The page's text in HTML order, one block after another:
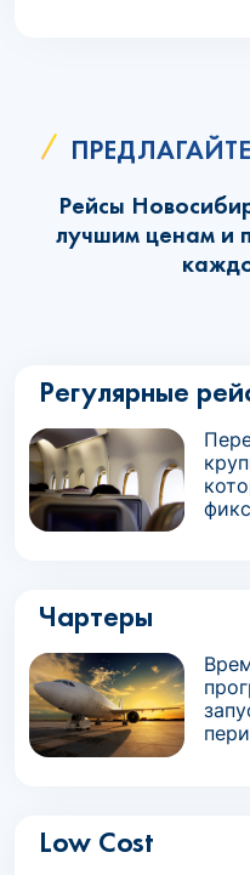
Рейсы
лучшим ценам и
Регулярные
Чартеры
Low Cost